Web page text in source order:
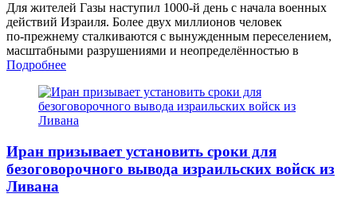
Для жителей Газы наступил 1000‑й день с начала военных
действий Израиля. Более двух миллионов человек
по‑прежнему сталкиваются с вынужденным переселением,
масштабными разрушениями и неопределённостью в
Подробнее
Иран призывает установить сроки для
безоговорочного вывода израильских войск из
Ливана